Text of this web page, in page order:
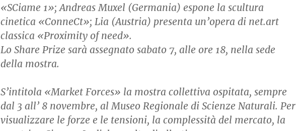
«SCiame 1»; Andreas Muxel (Germania) espone la scultura
cinetica «ConneCt»; Lia (Austria) presenta un’opera di net.art
classica «Proximity of need».
Lo Share Prize sarà assegnato sabato 7, alle ore 18, nella sede
della mostra.
S’intitola «Market Forces» la mostra collettiva ospitata, sempre
dal 3 all’ 8 novembre, al Museo Regionale di Scienze Naturali. Per
visualizzare le forze e le tensioni, la complessità del mercato, la